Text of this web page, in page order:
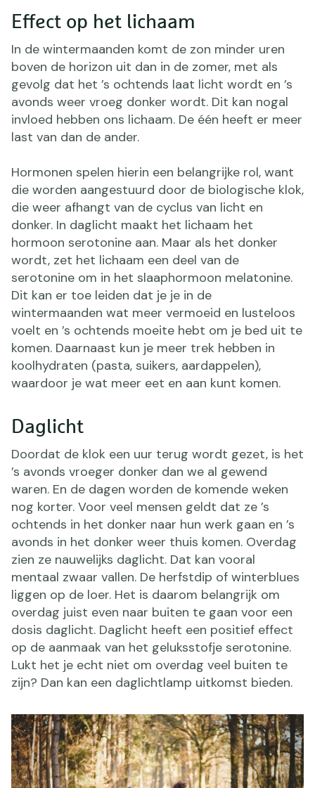
Effect op het lichaam
In de wintermaanden komt de zon minder uren
boven de horizon uit dan in de zomer, met als
gevolg dat het ’s ochtends laat licht wordt en ’s
avonds weer vroeg donker wordt. Dit kan nogal
invloed hebben ons lichaam. De één heeft er meer
last van dan de ander.
Hormonen spelen hierin een belangrijke rol, want
die worden aangestuurd door de biologische klok,
die weer afhangt van de cyclus van licht en
donker. In daglicht maakt het lichaam het
hormoon serotonine aan. Maar als het donker
wordt, zet het lichaam een deel van de
serotonine om in het slaaphormoon melatonine.
Dit kan er toe leiden dat je je in de
wintermaanden wat meer vermoeid en lusteloos
voelt en ’s ochtends moeite hebt om je bed uit te
komen. Daarnaast kun je meer trek hebben in
koolhydraten (pasta, suikers, aardappelen),
waardoor je wat meer eet en aan kunt komen.
Daglicht
Doordat de klok een uur terug wordt gezet, is het
’s avonds vroeger donker dan we al gewend
waren. En de dagen worden de komende weken
nog korter. Voor veel mensen geldt dat ze ’s
ochtends in het donker naar hun werk gaan en ’s
avonds in het donker weer thuis komen. Overdag
zien ze nauwelijks daglicht. Dat kan vooral
mentaal zwaar vallen. De herfstdip of winterblues
liggen op de loer. Het is daarom belangrijk om
overdag juist even naar buiten te gaan voor een
dosis daglicht. Daglicht heeft een positief effect
op de aanmaak van het geluksstofje serotonine.
Lukt het je echt niet om overdag veel buiten te
zijn? Dan kan een daglichtlamp uitkomst bieden.